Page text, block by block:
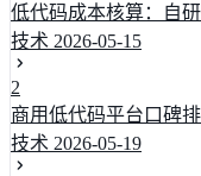
低代码成本核算：自
技术 2026-05-15
2
商用低代码平台口碑
技术 2026-05-19